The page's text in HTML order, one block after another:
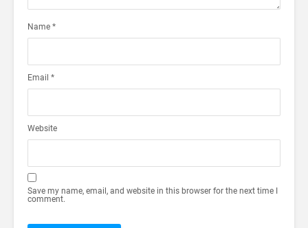
Name *
Email *
Website
Save my name, email, and website in this browser for the next time I
comment.